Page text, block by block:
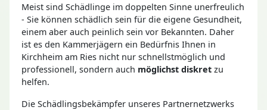
Meist sind Schädlinge im doppelten Sinne unerfreulich
- Sie können schädlich sein für die eigene Gesundheit,
einem aber auch peinlich sein vor Bekannten. Daher
ist es den Kammerjägern ein Bedürfnis Ihnen in
Kirchheim am Ries nicht nur schnellstmöglich und
professionell, sondern auch möglichst diskret zu
helfen.
Die Schädlingsbekämpfer unseres Partnernetzwerks